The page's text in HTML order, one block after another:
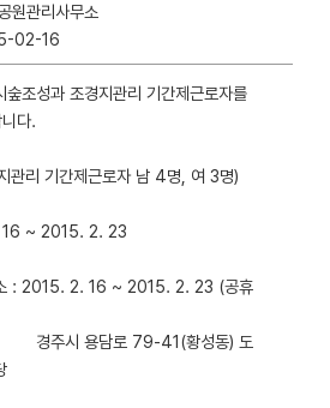
원관리사무소
02-16
숲조성과 조경지관리 기간제근로자를
다.
관리 기간제근로자 남 4명, 여 3명)
16 ~ 2015. 2. 23
: 2015. 2. 16 ~ 2015. 2. 23 (공휴
79-41(황성동) 도